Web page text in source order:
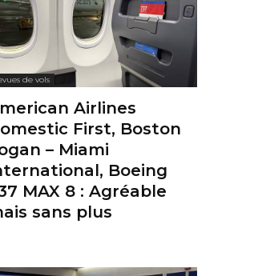
de vols
Airlines
First, Boston
– Miami
Boeing
MAX 8 : Agréable
sans plus